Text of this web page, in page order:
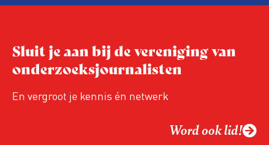
Niet de maker, maar de ontvanger
relevant in tijden van nieuwe verzuiling?
Hoe moet de journalistiek omgaan met
Sluit je aan bij de vereniging van
onderzoeksjournalisten
En vergroot je kennis én netwerk
Word ook lid!